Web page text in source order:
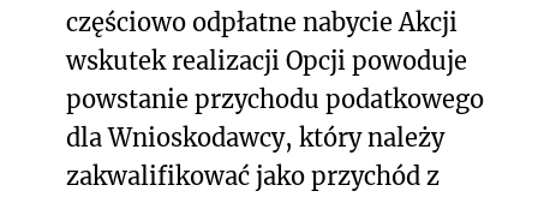
częściowo odpłatne nabycie Akcji
wskutek realizacji Opcji powoduje
powstanie przychodu podatkowego
dla Wnioskodawcy, który należy
zakwalifikować jako przychód z